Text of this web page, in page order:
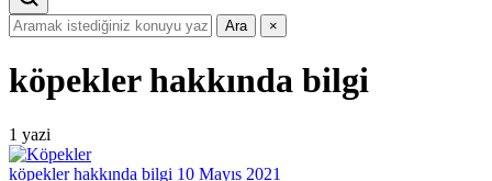
Ara ×
köpekler hakkında bilgi
1 yazi
köpekler hakkında bilgi 10 Mayıs 2021